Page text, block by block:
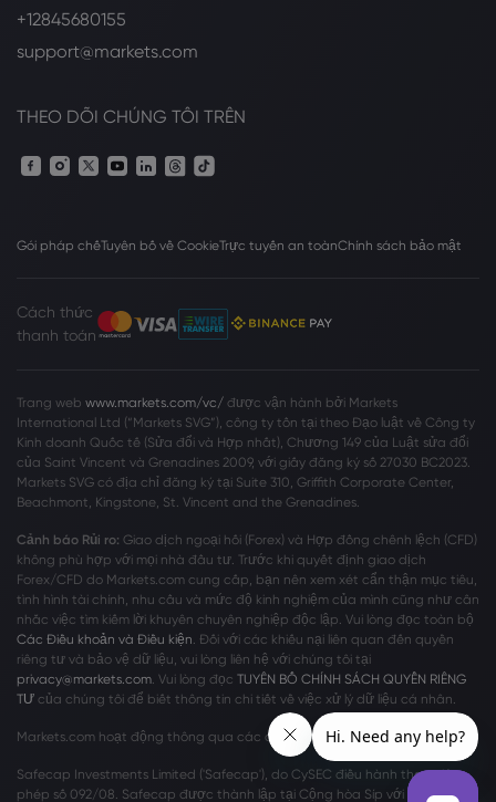
+12845680155
support@markets.com
THEO DÕI CHÚNG TÔI TRÊN
Gói pháp chếTuyên bố về CookieTrực tuyến an toànChính sách bảo mật
Cách thức
thanh toán
Trang web www.markets.com/vc/ được vận hành bởi Markets
International Ltd (“Markets SVG”), công ty tồn tại theo Đạo luật về Công ty
Kinh doanh Quốc tế (Sửa đổi và Hợp nhất), Chương 149 của Luật sửa đổi
của Saint Vincent và Grenadines 2009, với giấy đăng ký số 27030 BC2023.
Markets SVG có địa chỉ đăng ký tại Suite 310, Griffith Corporate Center,
Beachmont, Kingstone, St. Vincent and the Grenadines.
Cảnh báo Rủi ro: Giao dịch ngoại hối (Forex) và Hợp đồng chênh lệch (CFD)
không phù hợp với mọi nhà đầu tư. Trước khi quyết định giao dịch
Forex/CFD do Markets.com cung cấp, bạn nên xem xét cẩn thận mục tiêu,
tình hình tài chính, nhu cầu và mức độ kinh nghiệm của mình cũng như cân
nhắc việc tìm kiếm lời khuyên chuyên nghiệp độc lập. Vui lòng đọc toàn bộ
Các Điều khoản và Điều kiện. Đối với các khiếu nại liên quan đến quyền
riêng tư và bảo vệ dữ liệu, vui lòng liên hệ với chúng tôi tại
privacy@markets.com. Vui lòng đọc TUYÊN BỐ CHÍNH SÁCH QUYỀN RIÊNG
TƯ của chúng tôi để biết thông tin chi tiết về việc xử lý dữ liệu cá nhân.
Markets.com hoạt động thông qua các chi nhánh sau:
Safecap Investments Limited ('Safecap'), do CySEC điều hành theo giấy
phép số 092/08. Safecap được thành lập tại Cộng hòa Síp với số công ty